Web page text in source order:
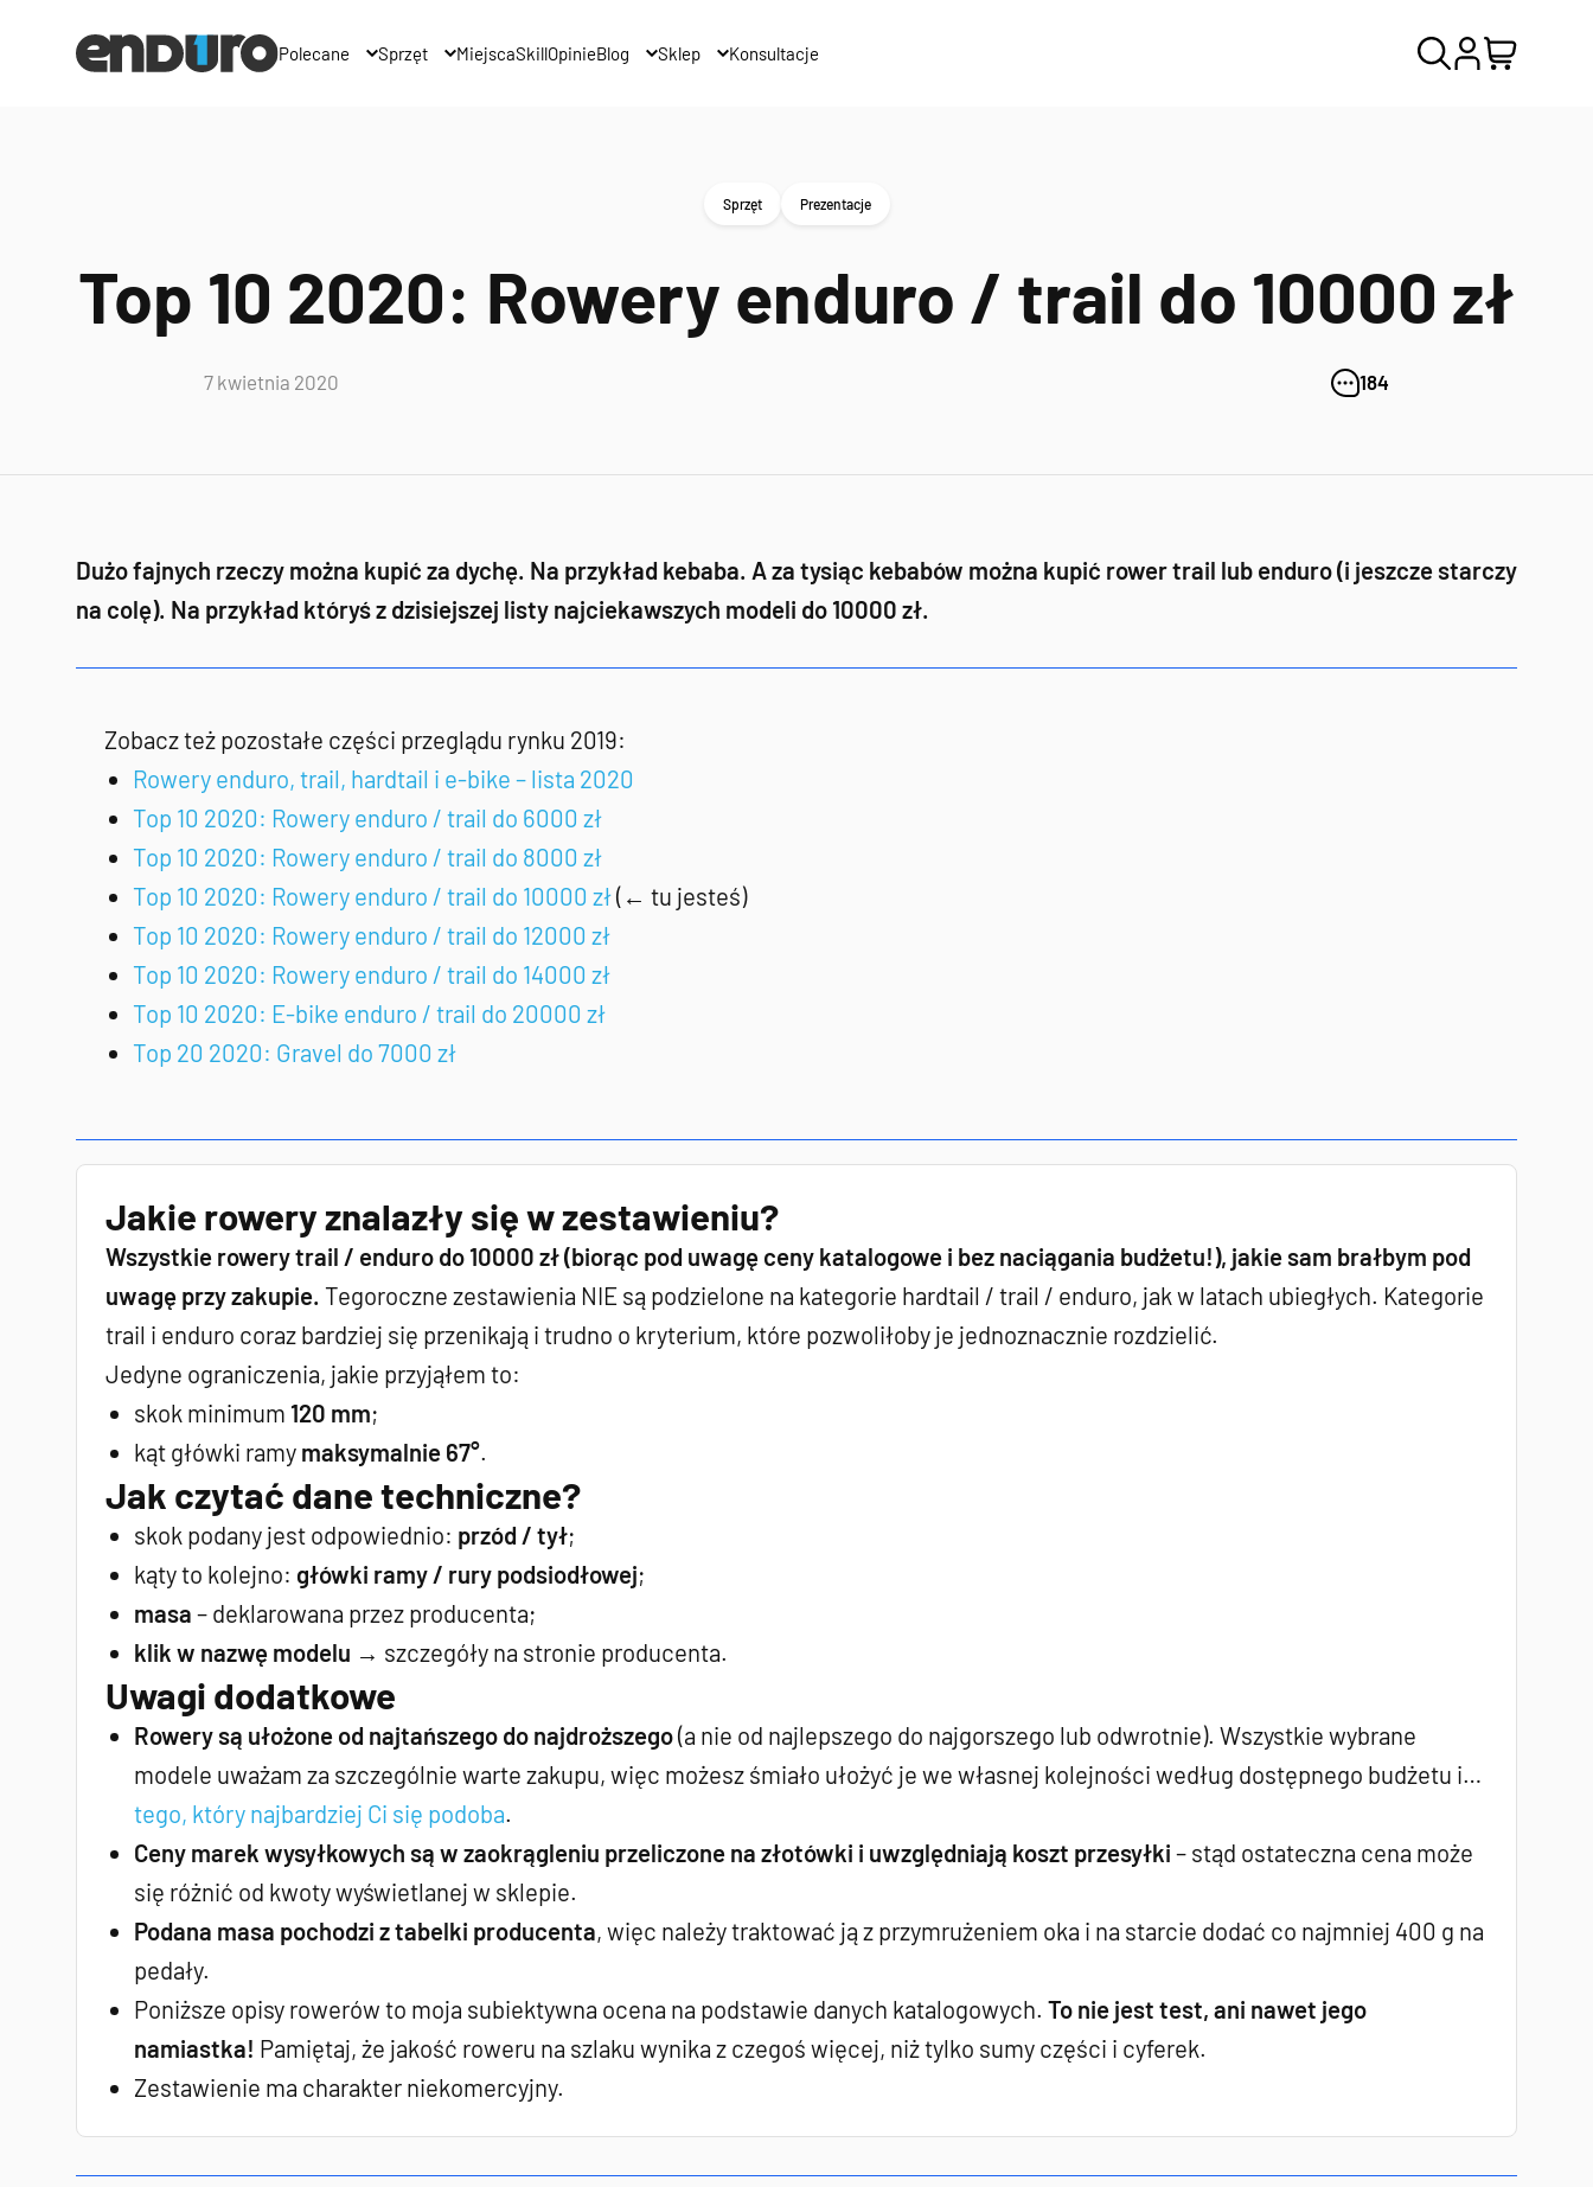
Polecane Sprzęt MiejscaSkillOpinieBlog Sklep Konsultacje
Sprzęt Prezentacje
Top 10 2020: Rowery enduro / trail do 10000 zł
7 kwietnia 2020 184
Dużo fajnych rzeczy można kupić za dychę. Na przykład kebaba. A za tysiąc kebabów można kupić rower trail lub enduro (i jeszcze starczy
na colę). Na przykład któryś z dzisiejszej listy najciekawszych modeli do 10000 zł.
Zobacz też pozostałe części przeglądu rynku 2019:
Rowery enduro, trail, hardtail i e-bike – lista 2020
Top 10 2020: Rowery enduro / trail do 6000 zł
Top 10 2020: Rowery enduro / trail do 8000 zł
Top 10 2020: Rowery enduro / trail do 10000 zł(← tu jesteś)
Top 10 2020: Rowery enduro / trail do 12000 zł
Top 10 2020: Rowery enduro / trail do 14000 zł
Top 10 2020: E-bike enduro / trail do 20000 zł
Top 20 2020: Gravel do 7000 zł
Jakie rowery znalazły się w zestawieniu?
Wszystkie rowery trail / enduro do 10000 zł (biorąc pod uwagę ceny katalogowe i bez naciągania budżetu!), jakie sam brałbym pod
uwagę przy zakupie. Tegoroczne zestawienia NIE są podzielone na kategorie hardtail / trail / enduro, jak w latach ubiegłych. Kategorie
trail i enduro coraz bardziej się przenikają i trudno o kryterium, które pozwoliłoby je jednoznacznie rozdzielić.
Jedyne ograniczenia, jakie przyjąłem to:
skok minimum 120 mm;
kąt główki ramy maksymalnie 67°.
Jak czytać dane techniczne?
skok podany jest odpowiednio: przód / tył;
kąty to kolejno: główki ramy / rury podsiodłowej;
masa – deklarowana przez producenta;
klik w nazwę modelu → szczegóły na stronie producenta.
Uwagi dodatkowe
Rowery są ułożone od najtańszego do najdroższego(a nie od najlepszego do najgorszego lub odwrotnie). Wszystkie wybrane
modele uważam za szczególnie warte zakupu, więc możesz śmiało ułożyć je we własnej kolejności według dostępnego budżetu i…
tego, który najbardziej Ci się podoba.
Ceny marek wysyłkowych są w zaokrągleniu przeliczone na złotówki i uwzględniają koszt przesyłki – stąd ostateczna cena może
się różnić od kwoty wyświetlanej w sklepie.
Podana masa pochodzi z tabelki producenta, więc należy traktować ją z przymrużeniem oka i na starcie dodać co najmniej 400 g na
pedały.
Poniższe opisy rowerów to moja subiektywna ocena na podstawie danych katalogowych. To nie jest test, ani nawet jego
namiastka! Pamiętaj, że jakość roweru na szlaku wynika z czegoś więcej, niż tylko sumy części i cyferek.
Zestawienie ma charakter niekomercyjny.